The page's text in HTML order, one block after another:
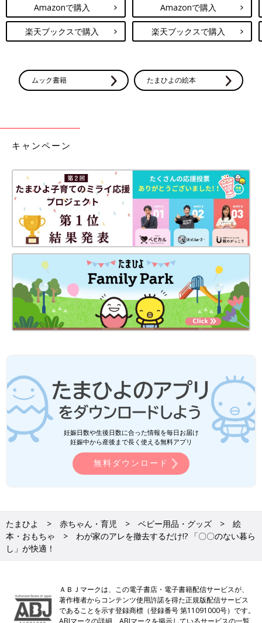
Amazonで購入
楽天ブックスで購入
Amazonで購入
楽天ブックスで購入
ムック書籍 たまひよの絵本
キャンペーン
妊娠日数や生後日数に合った情報を毎日お届け
妊娠中から産後まで長く使える無料アプリ
無料ダウンロード
たまひよ 赤ちゃん・育児 ベビー用品・グッズ
絵
本・おもちゃ
わが家のアレを撤去するだけ!? 「〇〇のない暮ら
し」が快適！
ＡＢＪマークは、この電子書店・電子書籍配信サービスが、
著作権者からコンテンツ使用許諾を得た正規版配信サービス
であることを示す登録商標（登録番号 第11091000号）です。